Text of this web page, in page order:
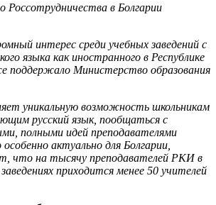
Россотрудничества в Болгарии
интерес среди учебных заведений с
языка как иностранного в Республике
поддержало Министерство образования
уникальную возможность школьникам
русский язык, пообщаться с
полными идей преподавателями
актуально для Болгарии,
что на тысячу преподавателей РКИ в
приходится менее 50 учителей